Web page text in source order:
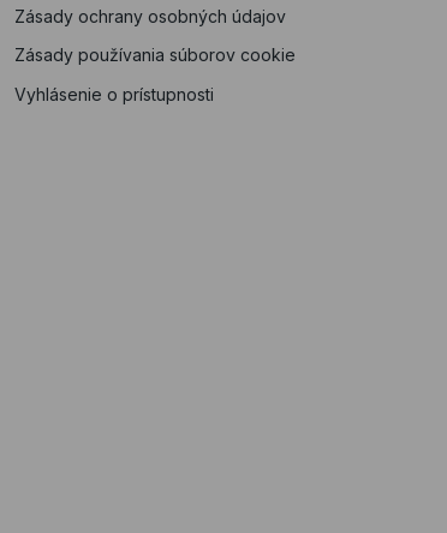
Zásady ochrany osobných údajov
Zásady používania súborov cookie
Vyhlásenie o prístupnosti